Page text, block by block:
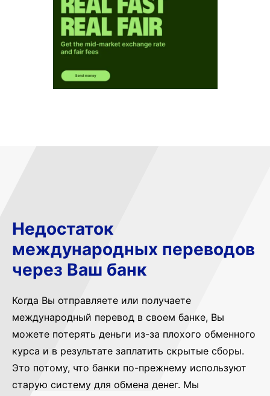
Недостаток
международных переводов
через Ваш банк
Когда Вы отправляете или получаете
международный перевод в своем банке, Вы
можете потерять деньги из-за плохого обменного
курса и в результате заплатить скрытые сборы.
Это потому, что банки по-прежнему используют
старую систему для обмена денег. Мы